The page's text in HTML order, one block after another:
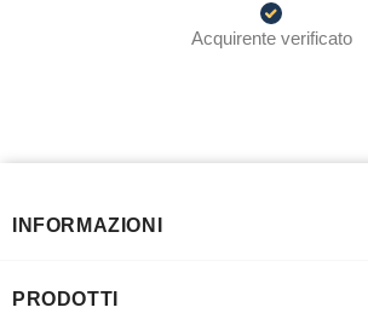
Acquirente verificato
INFORMAZIONI
PRODOTTI